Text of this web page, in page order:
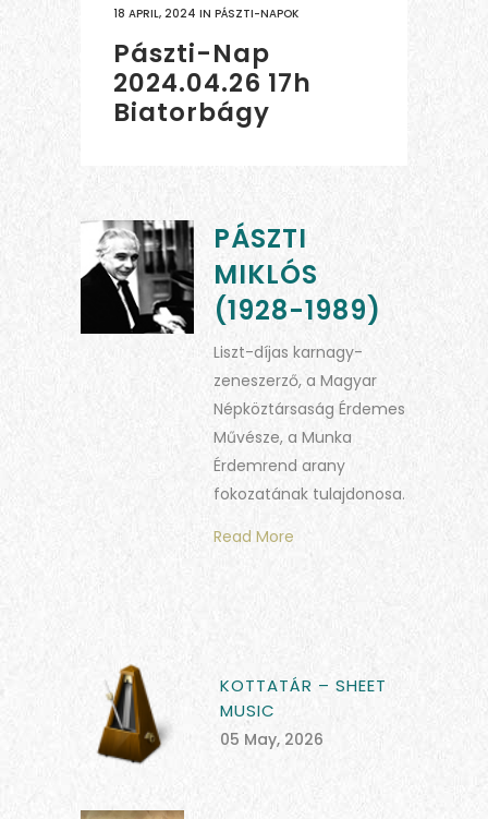
18 APRIL, 2024 IN PÁSZTI-NAPOK
Pászti-Nap
2024.04.26 17h
Biatorbágy
PÁSZTI
MIKLÓS
(1928-1989)
Liszt-díjas karnagy-
zeneszerző, a Magyar
Népköztársaság Érdemes
Művésze, a Munka
Érdemrend arany
fokozatának tulajdonosa.
Read More
KOTTATÁR – SHEET
MUSIC
05 May, 2026